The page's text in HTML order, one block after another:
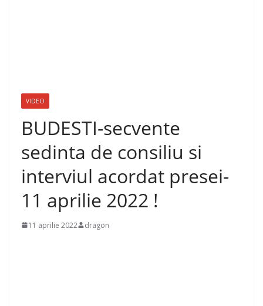
VIDEO
BUDESTI-secvente
sedinta de consiliu si
interviul acordat presei-
11 aprilie 2022 !
11 aprilie 2022 dragon